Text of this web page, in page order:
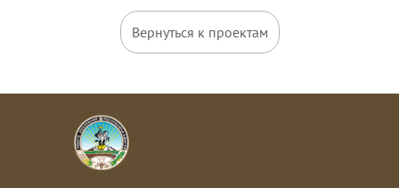
Вернуться к проектам